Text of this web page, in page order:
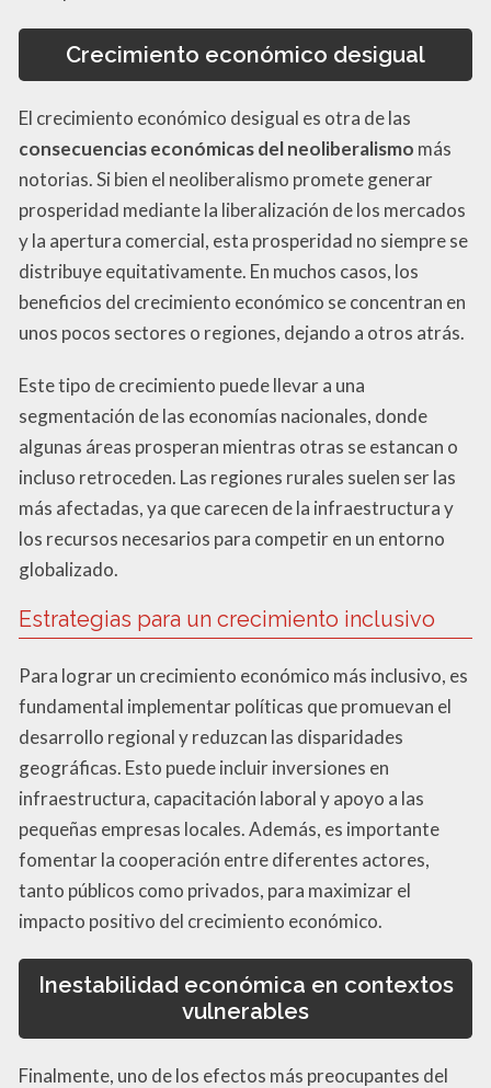
Crecimiento económico desigual
El crecimiento económico desigual es otra de las
consecuencias económicas del neoliberalismo más
notorias. Si bien el neoliberalismo promete generar
prosperidad mediante la liberalización de los mercados
y la apertura comercial, esta prosperidad no siempre se
distribuye equitativamente. En muchos casos, los
beneficios del crecimiento económico se concentran en
unos pocos sectores o regiones, dejando a otros atrás.
Este tipo de crecimiento puede llevar a una
segmentación de las economías nacionales, donde
algunas áreas prosperan mientras otras se estancan o
incluso retroceden. Las regiones rurales suelen ser las
más afectadas, ya que carecen de la infraestructura y
los recursos necesarios para competir en un entorno
globalizado.
Estrategias para un crecimiento inclusivo
Para lograr un crecimiento económico más inclusivo, es
fundamental implementar políticas que promuevan el
desarrollo regional y reduzcan las disparidades
geográficas. Esto puede incluir inversiones en
infraestructura, capacitación laboral y apoyo a las
pequeñas empresas locales. Además, es importante
fomentar la cooperación entre diferentes actores,
tanto públicos como privados, para maximizar el
impacto positivo del crecimiento económico.
Inestabilidad económica en contextos
vulnerables
Finalmente, uno de los efectos más preocupantes del